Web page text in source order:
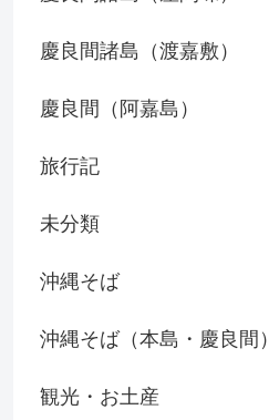
慶良間諸島（渡嘉敷）
慶良間（阿嘉島）
旅行記
未分類
沖縄そば
沖縄そば（本島・慶良間）
観光・お土産